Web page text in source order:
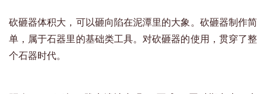
砍砸器体积大，可以砸向陷在泥潭里的大象。砍砸器制作简
单，属于石器里的基础类工具。对砍砸器的使用，贯穿了整
个石器时代。